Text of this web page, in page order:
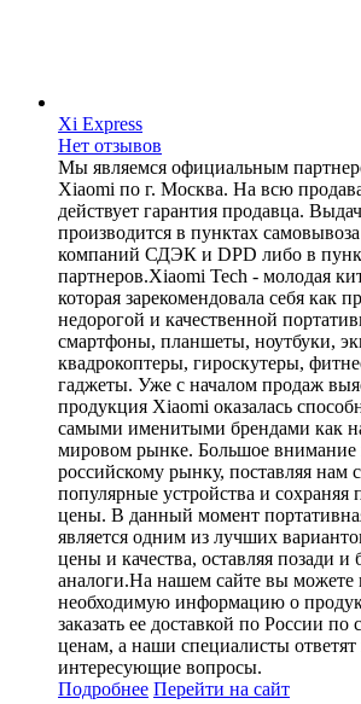
Xi Express
Нет отзывов
Мы являемся официальным
Xiaomi по г. Москва. На всю
действует гарантия продавца.
производится в пунктах
компаний СДЭК и DPD либо в
партнеров.Xiaomi Tech - молодая
которая зарекомендовала себя как
недорогой и качественной
смартфоны, планшеты, ноутбуки,
квадрокоптеры, гироскутеры,
гаджеты. Уже с началом продаж
продукция Xiaomi оказалась
самыми именитыми брендами как
мировом рынке. Большое внимание
российскому рынку, поставляя нам
популярные устройства и сохраняя
цены. В данный момент
является одним из лучших
цены и качества, оставляя позади
аналоги.На нашем сайте вы можете
необходимую информацию о
заказать ее доставкой по России
ценам, а наши специалисты ответят
интересующие вопросы.
Подробнее Перейти на сайт